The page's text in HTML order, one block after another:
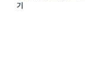
기